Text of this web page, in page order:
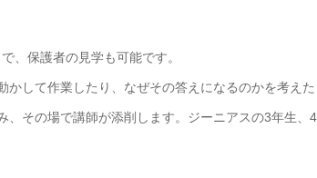
、保護者の見学も可能です。
して作業したり、なぜその答えになるのかを考えた
、その場で講師が添削します。ジーニアスの3年生、